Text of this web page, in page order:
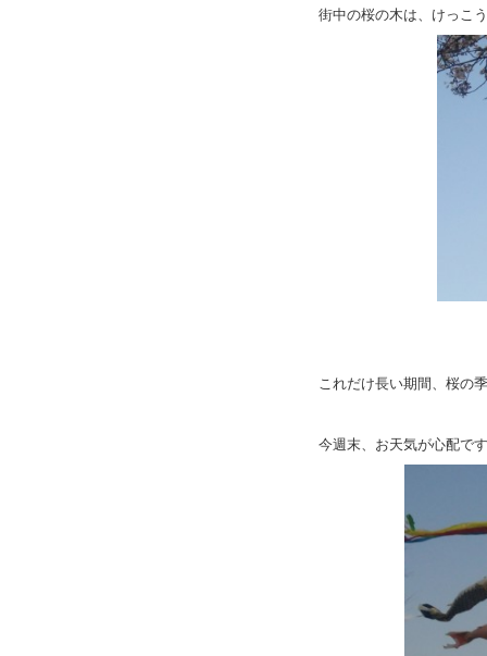
街中の桜の木は、けっこ
これだけ長い期間、桜の
今週末、お天気が心配で